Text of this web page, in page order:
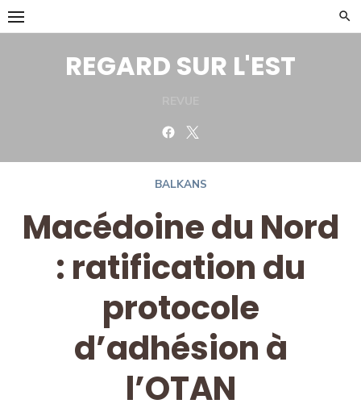
Skip
to
REGARD SUR L'EST
Facebook
BALKANS
Macédoine du Nord
: ratification du
protocole
d’adhésion à
l’OTAN